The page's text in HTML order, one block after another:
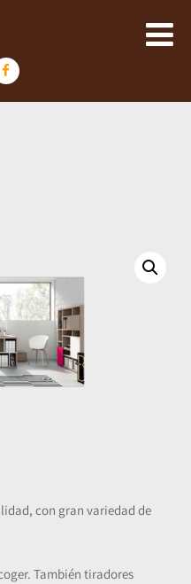
con gran variedad de
También tiradores